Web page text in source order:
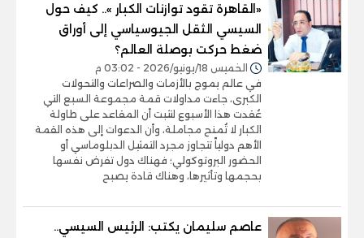
«القاهرة تقود توازنات الكبار ».. كيف حول
السيسي الثقل الجيوسياسي إلى أوراق
ضغط حركت بوصلة العالم؟
الخميس 18/يونيو/2026 - 03:02 م
في عالم يموج بالأزمات والصراعات والتحولات
الكبرى، جاءت مداولات قمة مجموعة السبع التي
عُقدت هذا الأسبوع لتثبت أن المقاعد على طاولة
الكبار لا تُمنح مجاملة، وأن الدعوات إلى هذه القمة
الأهم دولياً تتجاوز مجرد التمثيل الدبلوماسي أو
الحضور البروتوكولي؛ فهناك دول تفرض نفسها
بحجمها وتأثيرها، وهناك قادة يصبح
عاصم سليمان يكتب: الرئيس السيسي..